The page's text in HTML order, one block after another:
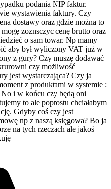
podania NIP faktur.
wystawienia faktury. Czy
dostawy oraz gdzie można to
zoznsczyc cenę brutto oraz
o sam towar. Np mamy
aby był wyliczony VAT już w
z gury? Czy muszę dodawać
czy możliwość
jest wystarczająca? Czy ja
z produktami w systemie :
i w końcu czy będą oni
to ale poprostu chciałabym
Gdyby coś czy jest
np z naszą księgowa? Bo ja
na tych rzeczach ale jakoś